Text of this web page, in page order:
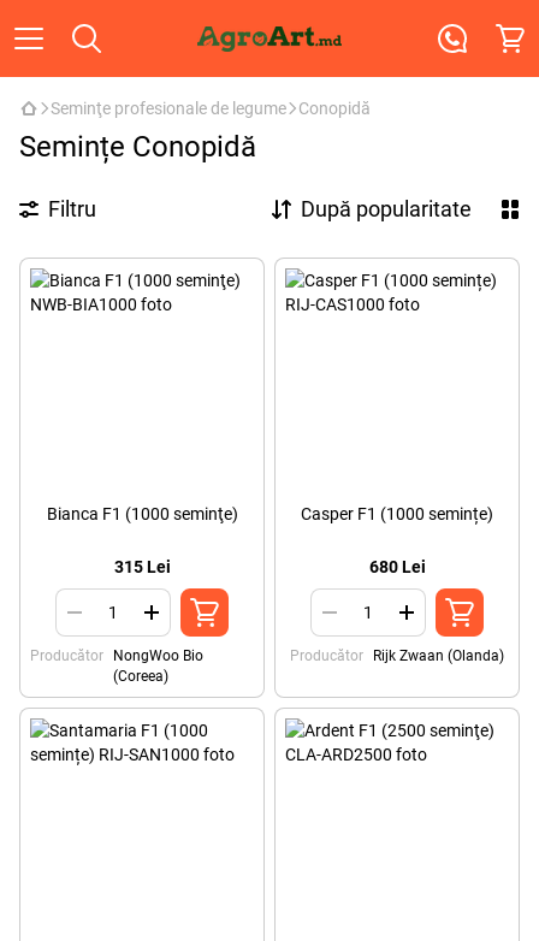
Seminţe profesionale de legume Conopidă
Semințe Conopidă
Filtru După popularitate
Bianca F1 (1000 seminţe)
315 Lei
Producător
NongWoo Bio
(Coreea)
Casper F1 (1000 semințe)
680 Lei
Producător Rijk Zwaan (Olanda)